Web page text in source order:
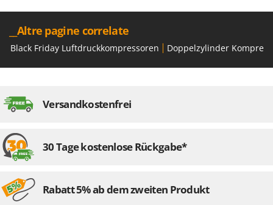
__Altre pagine correlate
Black Friday Luftdruckkompressoren Doppelzylinder
Versandkostenfrei
30 Tage kostenlose Rückgabe*
Rabatt 5% ab dem zweiten Produkt